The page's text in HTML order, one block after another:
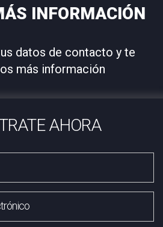
INFORMACIÓN
datos de contacto y te
más información
AHORA